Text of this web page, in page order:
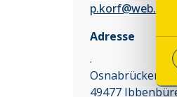
p.korf@web.de
Adresse
.
Osnabrücker
49477